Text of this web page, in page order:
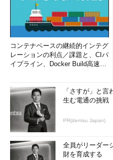
コンテナベースの継続的インテグ
レーションの利点／課題と、CIパ
イプライン、Docker Build高速化
「さすが」と
生む電通の挑戦
PR(dentsu Japan)
全員がリーダー
財を育成する